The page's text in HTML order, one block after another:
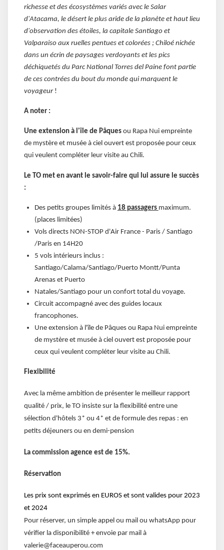
richesse et des écosystèmes variés avec le Salar
d'Atacama, le désert le plus aride de la planète et haut lieu
d'observation des étoiles, la capitale Santiago et
Valparaiso aux ruelles pentues et colorées ; Chiloé nichée
dans un écrin de paysages verdoyants et les pics
déchiquetés du Parc National Torres del Paine font partie
de ces contrées du bout du monde qui marquent le
voyageur!
A noter :
Une extension à l'île de Pâques ou Rapa Nui empreinte
de mystère et musée à ciel ouvert est proposée pour ceux
qui veulent compléter leur visite au Chili.
Le TO met en avant le savoir-faire qui lui assure le succès
:
Des petits groupes limités à 18 passagers maximum.
(places limitées)
Vols directs NON-STOP d'Air France - Paris / Santiago
/Paris en 14H20
5 vols intérieurs inclus :
Santiago/Calama/Santiago/Puerto Montt/Punta
Arenas et Puerto
Natales/Santiago pour un confort total du voyage.
Circuit accompagné avec des guides locaux
francophones.
Une extension à l'île de Pâques ou Rapa Nui empreinte
de mystère et musée à ciel ouvert est proposée pour
ceux qui veulent compléter leur visite au Chili.
Flexibilité
Avec la même ambition de présenter le meilleur rapport
qualité / prix, le TO insiste sur la flexibilité entre une
sélection d'hôtels 3* ou 4* et de formule des repas : en
petits déjeuners ou en demi-pension
La commission agence est de 15%.
Réservation
Les prix sont exprimés en EUROS et sont valides pour 2023
et 2024
Pour réserver, un simple appel ou mail ou whatsApp pour
vérifier la disponibilité + envoie par mail à
valerie@faceauperou.com